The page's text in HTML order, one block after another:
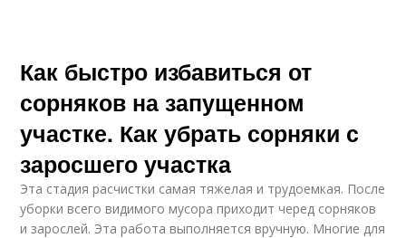
Как быстро избавиться от
сорняков на запущенном
участке. Как убрать сорняки с
заросшего участка
Эта стадия расчистки самая тяжелая и трудоемкая. После
уборки всего видимого мусора приходит черед сорняков
и зарослей. Эта работа выполняется вручную. Многие для